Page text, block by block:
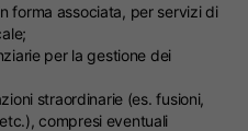
associata, per servizi di
per la gestione dei
straordinarie (es. fusioni,
compresi eventuali